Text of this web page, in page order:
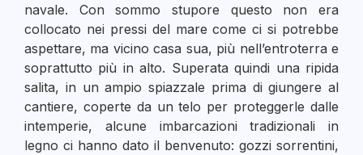
navale. Con sommo stupore questo non era
collocato nei pressi del mare come ci si potrebbe
aspettare, ma vicino casa sua, più nell’entroterra e
soprattutto più in alto. Superata quindi una ripida
salita, in un ampio spiazzale prima di giungere al
cantiere, coperte da un telo per proteggerle dalle
intemperie, alcune imbarcazioni tradizionali in
legno ci hanno dato il benvenuto: gozzi sorrentini,